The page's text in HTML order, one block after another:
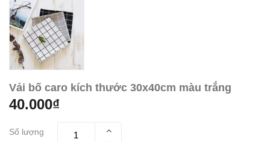
Vải bố caro kích thước 30x40cm màu trắng
40.000₫
Số lượng